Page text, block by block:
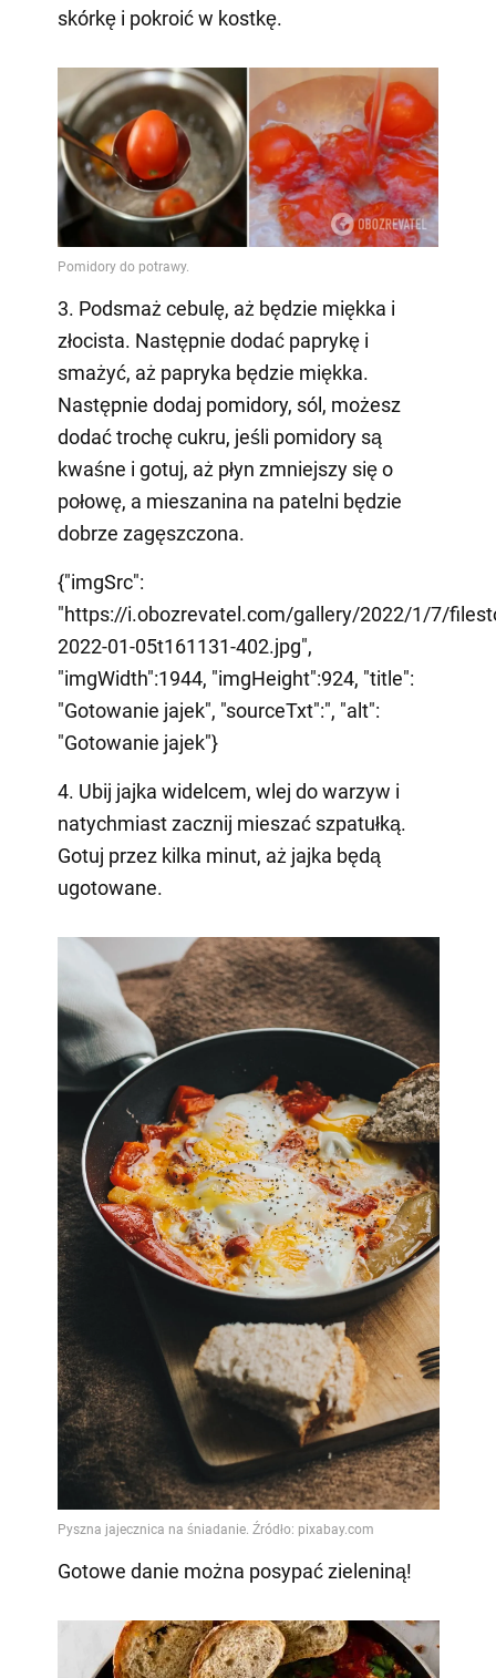
skórkę i pokroić w kostkę.
3. Podsmaż cebulę, aż będzie miękka i
złocista. Następnie dodać paprykę i
smażyć, aż papryka będzie miękka.
Następnie dodaj pomidory, sól, możesz
dodać trochę cukru, jeśli pomidory są
kwaśne i gotuj, aż płyn zmniejszy się o
połowę, a mieszanina na patelni będzie
dobrze zagęszczona.
{"imgSrc":
"https://i.obozrevatel.com/gallery/2022/1/7/
2022-01-05t161131-402.jpg",
"imgWidth":1944, "imgHeight":924, "title":
"Gotowanie jajek", "sourceTxt":", "alt":
"Gotowanie jajek"}
4. Ubij jajka widelcem, wlej do warzyw i
natychmiast zacznij mieszać szpatułką.
Gotuj przez kilka minut, aż jajka będą
ugotowane.
Gotowe danie można posypać zieleniną!